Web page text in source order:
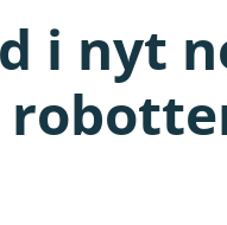
i nyt